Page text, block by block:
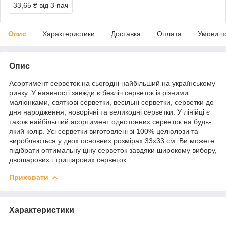
33,65 ₴ від 3 пач
Опис Характеристики Доставка Оплата Умови
Опис
Асортимент серветок на сьогодні найбільший на українському
ринку. У наявності завжди є безліч серветок із різними
малюнками, святкові серветки, весільні серветки, серветки до
дня народження, новорічні та великодні серветки. У лінійці є
також найбільший асортимент однотонних серветок на будь-
який колір. Усі серветки виготовлені зі 100% целюлози та
виробляються у двох основних розмірах 33х33 см. Ви можете
підібрати оптимальну ціну серветок завдяки широкому вибору,
двошарових і тришарових серветок.
Приховати
Характеристики